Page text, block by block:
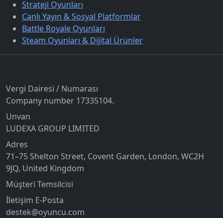
Strateji Oyunları
Canlı Yayın & Sosyal Platformlar
Battle Royale Oyunları
Steam Oyunları & Dijital Ürünler
Vergi Dairesi / Numarası
Company number 17335104.
Unvan
LUDEXA GROUP LIMITED
Adres
71–75 Shelton Street, Covent Garden, London, WC2H
9JQ, United Kingdom
Müşteri Temsilcisi
İletişim E-Posta
destek@oyuncu.com